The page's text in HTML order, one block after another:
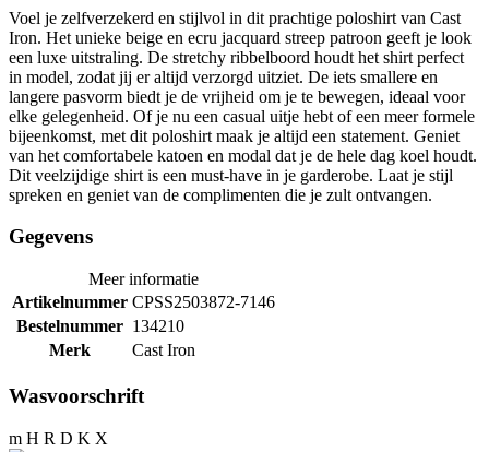
Voel je zelfverzekerd en stijlvol in dit prachtige poloshirt van Cast
Iron. Het unieke beige en ecru jacquard streep patroon geeft je look
een luxe uitstraling. De stretchy ribbelboord houdt het shirt perfect
in model, zodat jij er altijd verzorgd uitziet. De iets smallere en
langere pasvorm biedt je de vrijheid om je te bewegen, ideaal voor
elke gelegenheid. Of je nu een casual uitje hebt of een meer formele
bijeenkomst, met dit poloshirt maak je altijd een statement. Geniet
van het comfortabele katoen en modal dat je de hele dag koel houdt.
Dit veelzijdige shirt is een must-have in je garderobe. Laat je stijl
spreken en geniet van de complimenten die je zult ontvangen.
Gegevens
Meer informatie
Artikelnummer CPSS2503872-7146
Bestelnummer 134210
Merk
Cast Iron
Wasvoorschrift
m H R D K X